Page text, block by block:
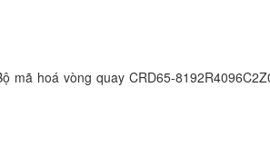
mã hoá vòng quay CRD65-